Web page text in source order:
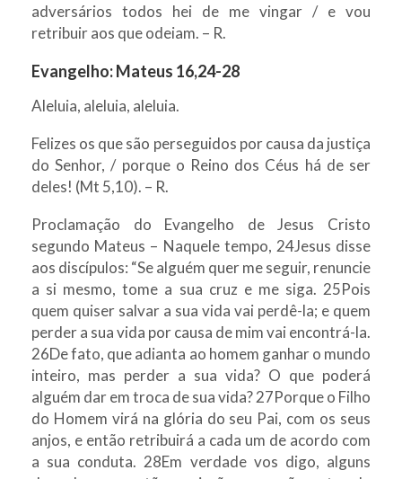
adversários todos hei de me vingar / e vou
retribuir aos que odeiam. – R.
Evangelho: Mateus 16,24-28
Aleluia, aleluia, aleluia.
Felizes os que são perseguidos por causa da justiça
do Senhor, / porque o Reino dos Céus há de ser
deles! (Mt 5,10). – R.
Proclamação do Evangelho de Jesus Cristo
segundo Mateus – Naquele tempo, 24Jesus disse
aos discípulos: “Se alguém quer me seguir, renuncie
a si mesmo, tome a sua cruz e me siga. 25Pois
quem quiser salvar a sua vida vai perdê-la; e quem
perder a sua vida por causa de mim vai encontrá-la.
26De fato, que adianta ao homem ganhar o mundo
inteiro, mas perder a sua vida? O que poderá
alguém dar em troca de sua vida? 27Porque o Filho
do Homem virá na glória do seu Pai, com os seus
anjos, e então retribuirá a cada um de acordo com
a sua conduta. 28Em verdade vos digo, alguns